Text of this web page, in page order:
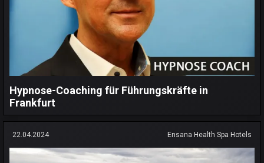
Hypnose-Coaching für Führungskräfte in
Frankfurt
22.04.2024 Ensana Health Spa Hotels